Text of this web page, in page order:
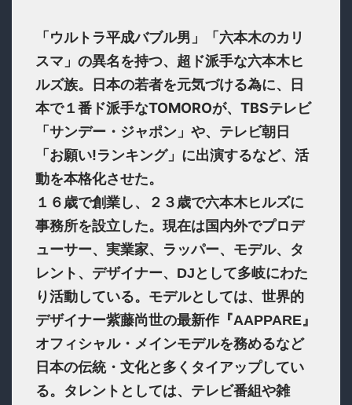
「ウルトラ平成バブル男」「六本木のカリ
スマ」の異名を持つ、超ド派手な六本木ヒ
ルズ族。日本の若者を元気づける為に、日
本で１番ド派手なTOMOROが、TBSテレビ
「サンデー・ジャポン」や、テレビ朝日
「お願い!ランキング」に出演するなど、活
動を本格化させた。
１６歳で創業し、２３歳で六本木ヒルズに
事務所を設立した。現在は国内外でプロデ
ューサー、実業家、ラッパー、モデル、タ
レント、デザイナー、DJとして多岐にわた
り活動している。モデルとしては、世界的
デザイナー紫藤尚世の最新作『AAPPARE』
オフィシャル・メインモデルを務めるなど
日本の伝統・文化と多くタイアップしてい
る。タレントとしては、テレビ番組や雑